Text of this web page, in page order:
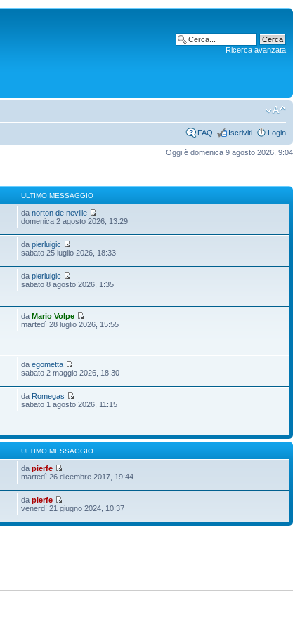
Ricerca avanzata
FAQ Iscriviti Login
Oggi è domenica 9 agosto 2026, 9:04
ULTIMO MESSAGGIO
danorton de neville
domenica 2 agosto 2026, 13:29
dapierluigic
sabato 25 luglio 2026, 18:33
dapierluigic
sabato 8 agosto 2026, 1:35
daMario Volpe
martedì 28 luglio 2026, 15:55
daegometta
sabato 2 maggio 2026, 18:30
da Romegas
sabato 1 agosto 2026, 11:15
ULTIMO MESSAGGIO
dapierfe
martedì 26 dicembre 2017, 19:44
dapierfe
venerdì 21 giugno 2024, 10:37